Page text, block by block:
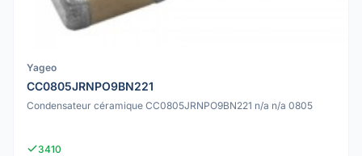
Yageo
CC0805JRNPO9BN221
Condensateur céramique CC0805JRNPO9BN221 n/a n/a 0805
3410